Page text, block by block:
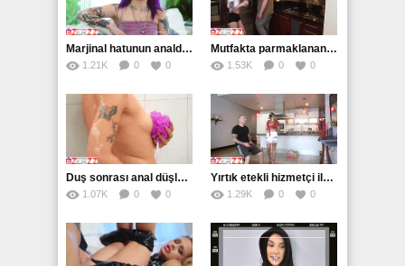
Marjinal hatunun analda haykırışları dinmedi
1.21K 0 0
Mutfakta parmaklanan dövmeli esmer çok ateşli
1.53K 0 0
Duş sonrası anal düşlerine dalıyor
1.07K 0 0
Yırtık etekli hizmetçi ile anal zamanı
1.29K 0 0